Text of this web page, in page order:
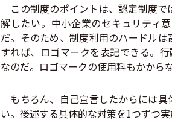
この制度のポイントは、認定制度で
解したい。中小企業のセキュリティ
だ。そのため、制度利用のハードル
すれば、ロゴマークを表記できる。行
なのだ。ロゴマークの使用料もかからな
もちろん、自己宣言したからには具
い。後述する具体的な対策を1つずつ